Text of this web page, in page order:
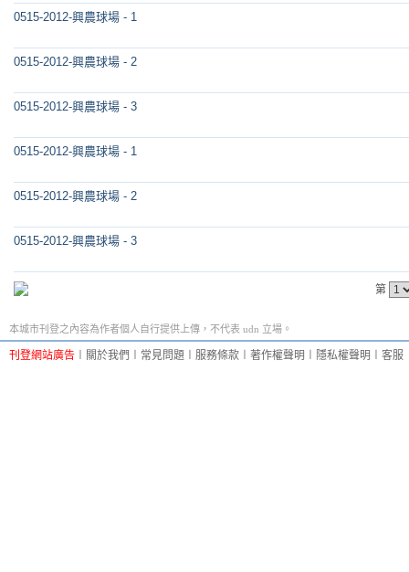
0515-2012-興農球場 - 1
0515-2012-興農球場 - 2
0515-2012-興農球場 - 3
0515-2012-興農球場 - 1
0515-2012-興農球場 - 2
0515-2012-興農球場 - 3
第
本城市刊登之內容為作者個人自行提供上傳，不代表 udn 立場。
刊登網站廣告 關於我們 常見問題 服務條款 著作權聲明 隱私權聲明 客服